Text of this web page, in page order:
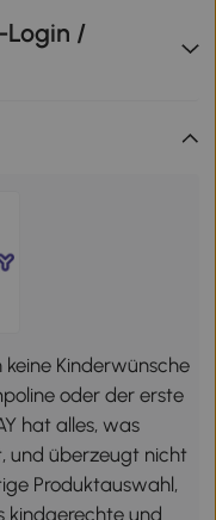
Login /
keine Kinderwünsche
oder der erste
hat alles, was
und überzeugt nicht
Produktauswahl,
kindgerechte und